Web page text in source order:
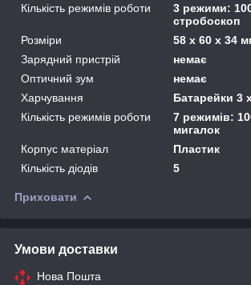
Кількість режимів роботи
3 режими:
стробоскоп
Розміри
58 х 60 х 34
Зарядний пристрій
немає
Оптичний зум
немає
Харчування
Батарейки 3
Кількість режимів роботи
7 режимів:
мигалок
Корпус матеріал
Пластик
Кількість діодів
5
Приховати
Умови доставки
Нова Пошта